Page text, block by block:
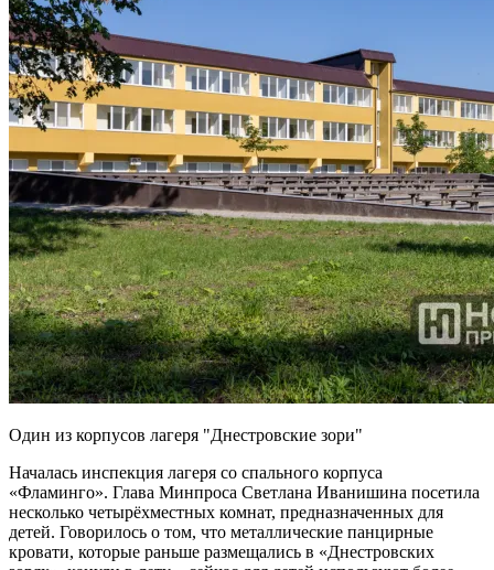
Один из корпусов лагеря "Днестровские зори"
Началась инспекция лагеря со спального корпуса
«Фламинго». Глава Минпроса Светлана Иванишина посетила
несколько четырёхместных комнат, предназначенных для
детей. Говорилось о том, что металлические панцирные
кровати, которые раньше размещались в «Днестровских